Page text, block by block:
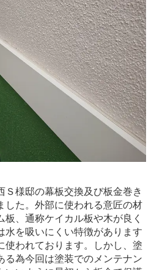
様邸の幕板交換及び板金巻き
した。外部に使われる意匠の材
、通称ケイカル板や木が良く
水を吸いにくい特徴があります
使われております。しかし、塗
る為今回は塗装でのメンテナン